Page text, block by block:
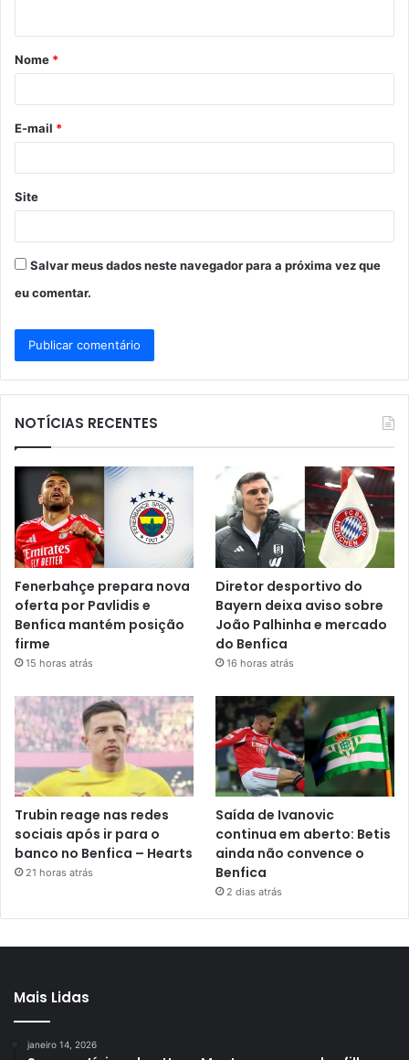
á
r
*
Nome *
E-mail *
Site
Salvar meus dados neste navegador para a próxima vez que
eu comentar.
NOTÍCIAS RECENTES
Fenerbahçe prepara nova
oferta por Pavlidis e
Benfica mantém posição
firme
15 horas atrás
Diretor desportivo do
Bayern deixa aviso sobre
João Palhinha e mercado
do Benfica
16 horas atrás
Trubin reage nas redes
sociais após ir para o
banco no Benfica – Hearts
21 horas atrás
Saída de Ivanovic
continua em aberto: Betis
ainda não convence o
Benfica
2 dias atrás
Mais Lidas
janeiro 14, 2026